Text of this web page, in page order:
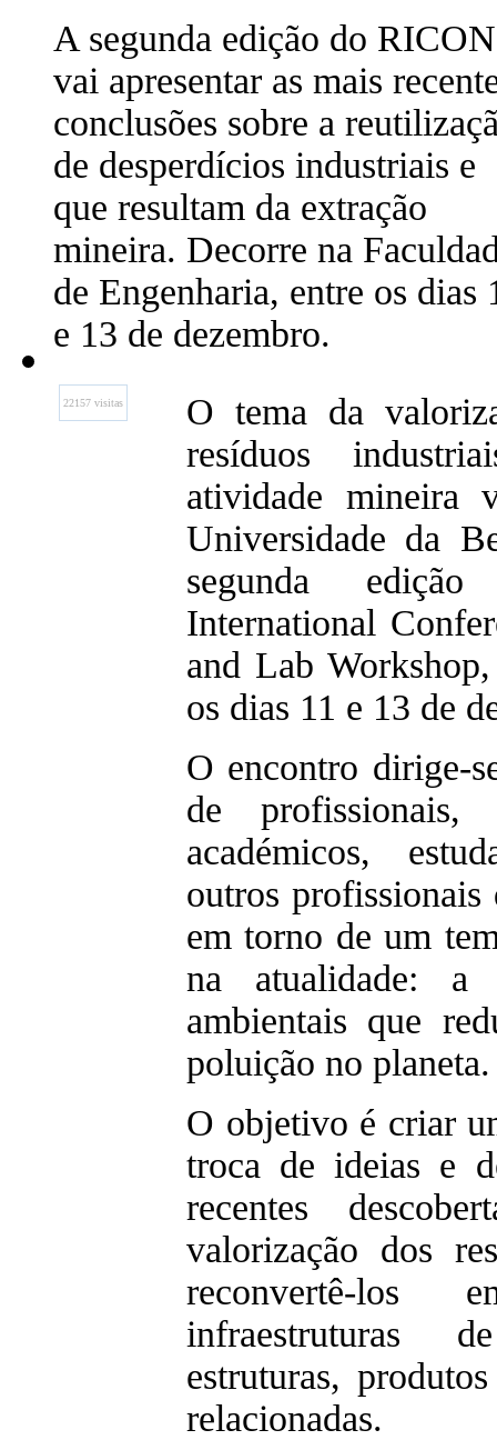
A segunda edição do
vai apresentar as mais
conclusões sobre a
de desperdícios industriais e
que resultam da extração
mineira. Decorre na
de Engenharia, entre os dias
e 13 de dezembro.
22157 visitas
O tema da
resíduos
atividade mineira
Universidade da
segunda
International
and Lab
os dias 11 e 13 de
O encontro dirige-
de profissionais,
académicos,
outros profissionais
em torno de um
na atualidade: a
ambientais que
poluição no planeta.
O objetivo é criar
troca de ideias e
recentes
valorização dos
reconvertê-los
infraestruturas
estruturas,
relacionadas.